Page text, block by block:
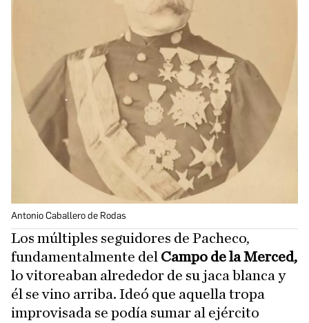
Antonio Caballero de Rodas
Los múltiples seguidores de Pacheco,
fundamentalmente del Campo de la Merced,
lo vitoreaban alrededor de su jaca blanca y
él se vino arriba. Ideó que aquella tropa
improvisada se podía sumar al ejército